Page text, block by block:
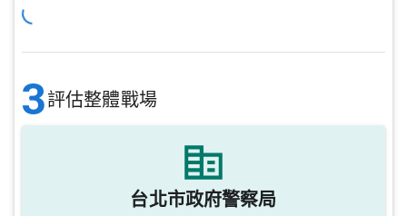
3評估整體戰場
台北市政府警察局